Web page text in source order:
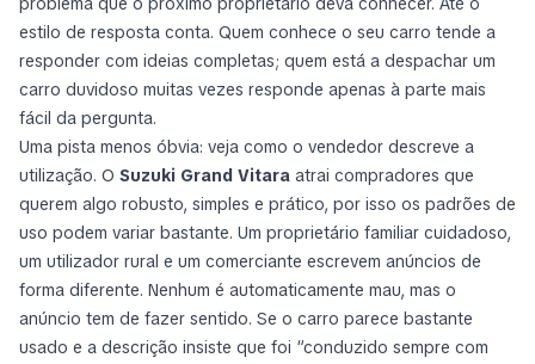
estilo de resposta conta. Quem conhece o seu carro tende a
responder com ideias completas; quem está a despachar um
carro duvidoso muitas vezes responde apenas à parte mais
fácil da pergunta.
Uma pista menos óbvia: veja como o vendedor descreve a
utilização. O Suzuki Grand Vitara atrai compradores que
querem algo robusto, simples e prático, por isso os padrões de
uso podem variar bastante. Um proprietário familiar cuidadoso,
um utilizador rural e um comerciante escrevem anúncios de
forma diferente. Nenhum é automaticamente mau, mas o
anúncio tem de fazer sentido. Se o carro parece bastante
usado e a descrição insiste que foi “conduzido sempre com